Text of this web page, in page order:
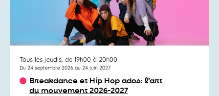
Tous les jeudis, de 19h00 à 20h00
Du 24 septembre 2026 au 24 juin 2027
Breakdance et Hip Hop ados: l’art
du mouvement 2026-2027